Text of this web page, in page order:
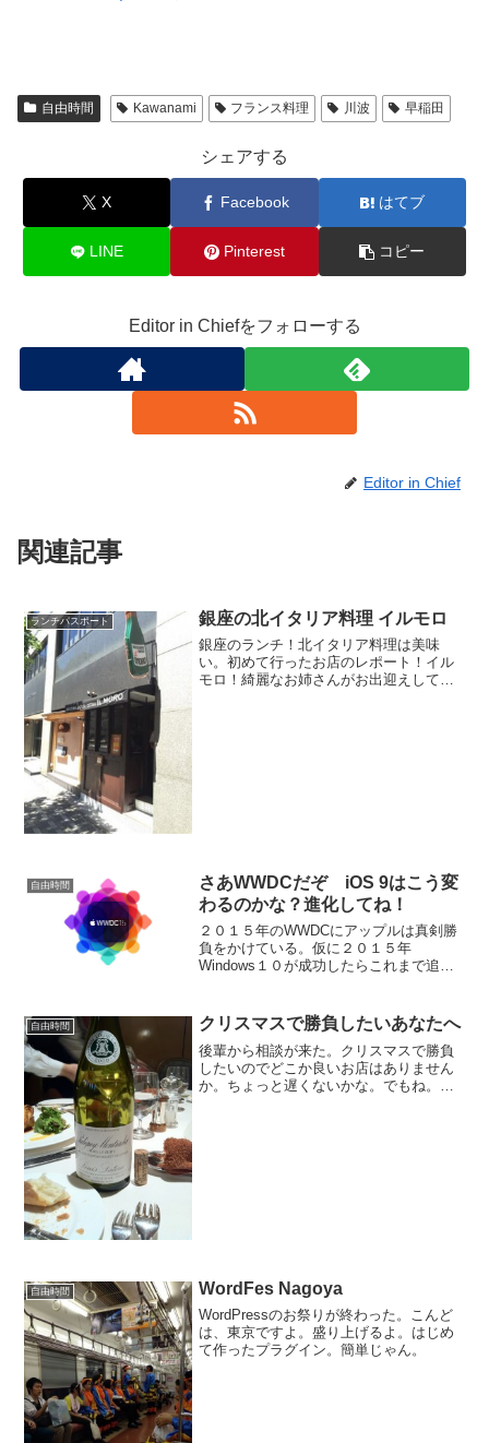
自由時間 Kawanami フランス料理 川波 早稲田
シェアする
X Facebook はてブ
LINE Pinterest コピー
Editor in Chiefをフォローする
Editor in Chief
関連記事
ランチパスポート 銀座の北イタリア料理 イルモロ
銀座のランチ！北イタリア料理は美味
い。初めて行ったお店のレポート！イル
モロ！綺麗なお姉さんがお出迎えしてく
自由時間
さあWWDCだぞ iOS 9はこう変
わるのかな？進化してね！
２０１５年のWWDCにアップルは真剣勝
負をかけている。仮に２０１５年
Windows１０が成功したらこれまで追い
力はさほどでもなさそうなんだけどね。
Yosemite...
自由時間 クリスマスで勝負したいあなたへ
後輩から相談が来た。クリスマスで勝負
したいのでどこか良いお店はありません
か。ちょっと遅くないかな。でもね。相
自由時間 WordFes Nagoya
WordPressのお祭りが終わった。こんど
は、東京ですよ。盛り上げるよ。はじめ
て作ったプラグイン。簡単じゃん。